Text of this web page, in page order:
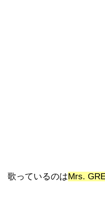
歌っているのはMrs.